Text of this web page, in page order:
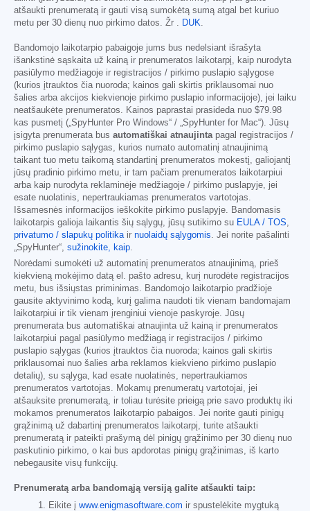
atšaukti prenumeratą ir gauti visą sumokėtą sumą atgal bet kuriuo
metu per 30 dienų nuo pirkimo datos. Žr . DUK.
Bandomojo laikotarpio pabaigoje jums bus nedelsiant išrašyta
išankstinė sąskaita už kainą ir prenumeratos laikotarpį, kaip nurodyta
pasiūlymo medžiagoje ir registracijos / pirkimo puslapio sąlygose
(kurios įtrauktos čia nuoroda; kainos gali skirtis priklausomai nuo
šalies arba akcijos kiekvienoje pirkimo puslapio informacijoje), jei laiku
neatšaukėte prenumeratos. Kainos paprastai prasideda nuo $79.98
kas pusmetį („SpyHunter Pro Windows“ / „SpyHunter for Mac“). Jūsų
įsigyta prenumerata bus automatiškai atnaujintapagal registracijos /
pirkimo puslapio sąlygas, kurios numato automatinį atnaujinimą
taikant tuo metu taikomą standartinį prenumeratos mokestį, galiojantį
jūsų pradinio pirkimo metu, ir tam pačiam prenumeratos laikotarpiui
arba kaip nurodyta reklaminėje medžiagoje / pirkimo puslapyje, jei
esate nuolatinis, nepertraukiamas prenumeratos vartotojas.
Išsamesnės informacijos ieškokite pirkimo puslapyje. Bandomasis
laikotarpis galioja laikantis šių sąlygų, jūsų sutikimo su EULA / TOS,
privatumo / slapukų politikair nuolaidų sąlygomis. Jei norite pašalinti
„SpyHunter“, sužinokite, kaip.
Norėdami sumokėti už automatinį prenumeratos atnaujinimą, prieš
kiekvieną mokėjimo datą el. pašto adresu, kurį nurodėte registracijos
metu, bus išsiųstas priminimas. Bandomojo laikotarpio pradžioje
gausite aktyvinimo kodą, kurį galima naudoti tik vienam bandomajam
laikotarpiui ir tik vienam įrenginiui vienoje paskyroje. Jūsų
prenumerata bus automatiškai atnaujinta už kainą ir prenumeratos
laikotarpiui pagal pasiūlymo medžiagą ir registracijos / pirkimo
puslapio sąlygas (kurios įtrauktos čia nuoroda; kainos gali skirtis
priklausomai nuo šalies arba reklamos kiekvieno pirkimo puslapio
detalių), su sąlyga, kad esate nuolatinės, nepertraukiamos
prenumeratos vartotojas. Mokamų prenumeratų vartotojai, jei
atšauksite prenumeratą, ir toliau turėsite prieigą prie savo produktų iki
mokamos prenumeratos laikotarpio pabaigos. Jei norite gauti pinigų
grąžinimą už dabartinį prenumeratos laikotarpį, turite atšaukti
prenumeratą ir pateikti prašymą dėl pinigų grąžinimo per 30 dienų nuo
paskutinio pirkimo, o kai bus apdorotas pinigų grąžinimas, iš karto
nebegausite visų funkcijų.
Prenumeratą arba bandomąją versiją galite atšaukti taip:
Eikite į www.enigmasoftware.com ir spustelėkite mygtuką